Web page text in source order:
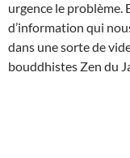
urgence le problème.
d’information qui
dans une sorte de
bouddhistes Zen du